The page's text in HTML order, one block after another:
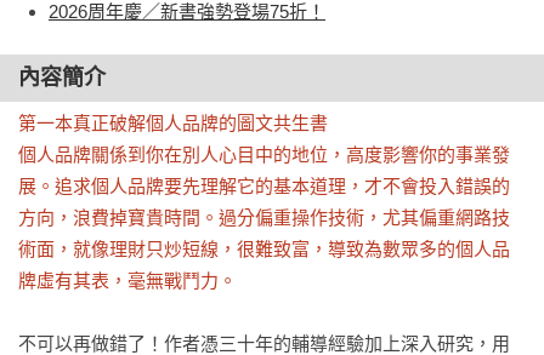
2026周年慶／新書強勢登場75折！
內容簡介
第一本真正破解個人品牌的圖文共生書
個人品牌關係到你在別人心目中的地位，高度影響你的事業發
展。追求個人品牌要先理解它的基本道理，才不會投入錯誤的
方向，浪費掉寶貴時間。過分偏重操作技術，尤其偏重網路技
術面，就像理財只炒短線，很難致富，導致為數眾多的個人品
牌虛有其表，毫無戰鬥力。
不可以再做錯了！作者憑三十年的輔導經驗加上深入研究，用